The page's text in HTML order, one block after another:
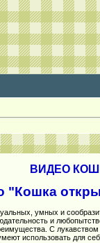
ВИДЕО
"Кошка
умных и
и
С
использовать для